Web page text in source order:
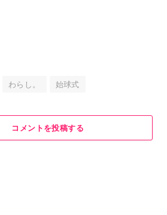
わらし。 始球式
コメントを投稿する